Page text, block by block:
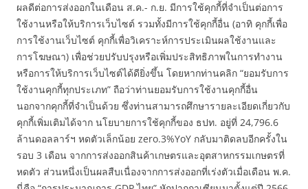
ผลดีต่อการส่งออกในเดือน ส.ค.- ก.ย. มีการใช้คุกกี้ที่จำเป็นต่อการ
ใช้งานหรือให้บริการเว็บไซต์ รวมทั้งมีการใช้คุกกี้อื่น (อาทิ คุกกี้เพื่อ
การใช้งานเว็บไซต์ คุกกี้เพื่อวิเคราะห์การประเมินผลใช้งานและ
การโฆษณา) เพื่อช่วยปรับปรุงหรือเพิ่มประสิทธิภาพในการทำงาน
หรือการให้บริการเว็บไซต์ได้ดียิ่งขึ้น โดยหากท่านคลิก “ยอมรับการ
ใช้งานคุกกี้ทุกประเภท” ถือว่าท่านยอมรับการใช้งานคุกกี้อื่น
นอกจากคุกกี้ที่จำเป็นด้วย ซึ่งท่านสามารถศึกษารายละเอียดเกี่ยวกับ
คุกกี้เพิ่มเติมได้จาก นโยบายการใช้คุกกี้ของ ธปท. อยู่ที่ 24,796.6
ล้านดอลลาร์ฯ หดตัวเล็กน้อย zero.3%YoY กลับมาติดลบอีกครั้งใน
รอบ 3 เดือน จากการส่งออกสินค้าเกษตรและอุตสาหกรรมเกษตรที่
หดตัว ส่วนหนึ่งเป็นผลสืบเนื่องจากการส่งออกที่เร่งตัวเมื่อเดือน พ.ค.